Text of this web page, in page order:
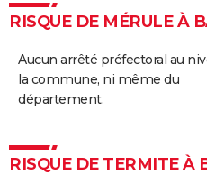
RISQUE DE MÉRULE À
Aucun arrêté préfectoral au
la commune, ni même du
département.
RISQUE DE TERMITE À